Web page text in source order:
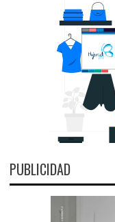
PUBLICIDAD